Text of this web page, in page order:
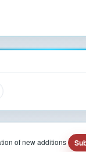
of new additions